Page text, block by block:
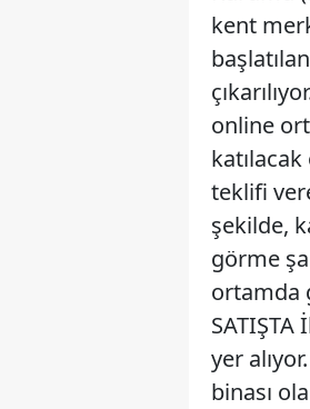
kent
online
teklifi
şekilde,
görme
ortamda
yer
binası